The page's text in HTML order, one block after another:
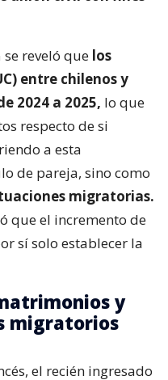
reveló que los
entre chilenos y
2024 a 2025, lo que
respecto de si
a esta
de pareja, sino como
migratorias.
que el incremento de
sí solo establecer la
y
migratorios
el recién ingresado